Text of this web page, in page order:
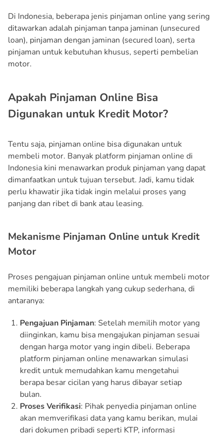
Di Indonesia, beberapa jenis pinjaman online yang sering
ditawarkan adalah pinjaman tanpa jaminan (unsecured
loan), pinjaman dengan jaminan (secured loan), serta
pinjaman untuk kebutuhan khusus, seperti pembelian
motor.
Apakah Pinjaman Online Bisa
Digunakan untuk Kredit Motor?
Tentu saja, pinjaman online bisa digunakan untuk
membeli motor. Banyak platform pinjaman online di
Indonesia kini menawarkan produk pinjaman yang dapat
dimanfaatkan untuk tujuan tersebut. Jadi, kamu tidak
perlu khawatir jika tidak ingin melalui proses yang
panjang dan ribet di bank atau leasing.
Mekanisme Pinjaman Online untuk Kredit
Motor
Proses pengajuan pinjaman online untuk membeli motor
memiliki beberapa langkah yang cukup sederhana, di
antaranya:
Pengajuan Pinjaman: Setelah memilih motor yang
diinginkan, kamu bisa mengajukan pinjaman sesuai
dengan harga motor yang ingin dibeli. Beberapa
platform pinjaman online menawarkan simulasi
kredit untuk memudahkan kamu mengetahui
berapa besar cicilan yang harus dibayar setiap
bulan.
Proses Verifikasi: Pihak penyedia pinjaman online
akan memverifikasi data yang kamu berikan, mulai
dari dokumen pribadi seperti KTP, informasi